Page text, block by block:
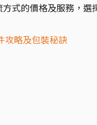
式的價格及服務，選
攻略及包裝秘訣